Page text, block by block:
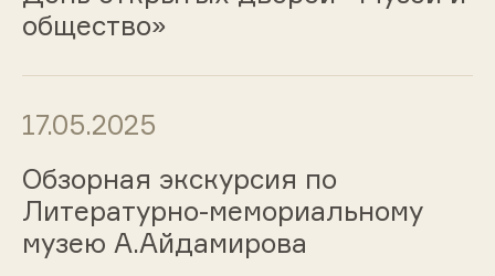
общество»
17.05.2025
Обзорная экскурсия по
Литературно-мемориальному
музею А.Айдамирова